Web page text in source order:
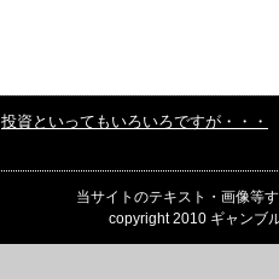
投資といってもいろいろですが・・・
当サイトのテキスト・画像等
copyright 2010 ギャンブ